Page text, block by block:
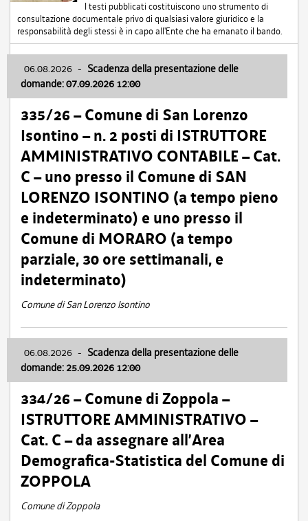
I testi pubblicati costituiscono uno strumento di
consultazione documentale privo di qualsiasi valore giuridico e la
responsabilità degli stessi è in capo all'Ente che ha emanato il bando.
06.08.2026 - Scadenza della presentazione delle
domande: 07.09.2026 12:00
335/26 – Comune di San Lorenzo
Isontino – n. 2 posti di ISTRUTTORE
AMMINISTRATIVO CONTABILE – Cat.
C – uno presso il Comune di SAN
LORENZO ISONTINO (a tempo pieno
e indeterminato) e uno presso il
Comune di MORARO (a tempo
parziale, 30 ore settimanali, e
indeterminato)
Comune di San Lorenzo Isontino
06.08.2026 - Scadenza della presentazione delle
domande: 25.09.2026 12:00
334/26 – Comune di Zoppola –
ISTRUTTORE AMMINISTRATIVO –
Cat. C – da assegnare all’Area
Demografica-Statistica del Comune di
ZOPPOLA
Comune di Zoppola